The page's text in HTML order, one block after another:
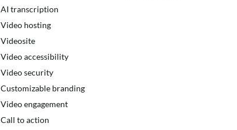
AI transcription
Video hosting
Videosite
Video accessibility
Video security
Customizable branding
Video engagement
Call to action